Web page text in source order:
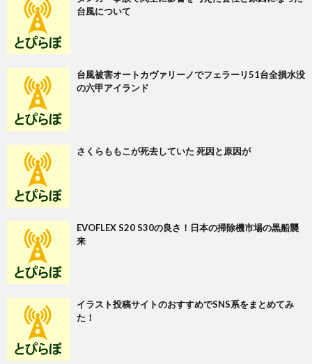
台風について
台風被害オートカヴァリーノでフェラーリ51台全損水没
の六甲アイランド
さくらももこが死去していた 死因と原因が
EVOFLEX S20 S30の良さ！日本の掃除機市場の黒船襲
来
イラスト投稿サイトのおすすめでSNS系をまとめてみ
た！